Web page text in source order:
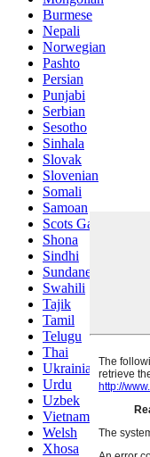
Burmese
Nepali
Norwegian
Pashto
Persian
Punjabi
Serbian
Sesotho
Sinhala
Slovak
Slovenian
Somali
Samoan
Scots Gaelic
Shona
Sindhi
Sundanese
Swahili
Tajik
Tamil
Telugu
Thai
Ukrainian
Urdu
Uzbek
Vietnamese
Welsh
Xhosa